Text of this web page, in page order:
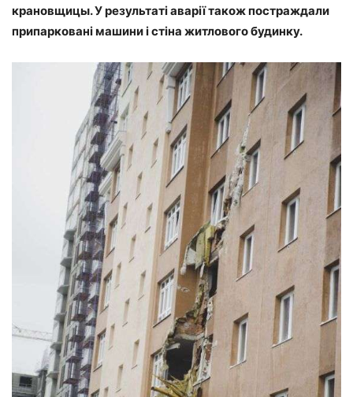
крановщицы. У результаті аварії також постраждали
припарковані машини і стіна житлового будинку.